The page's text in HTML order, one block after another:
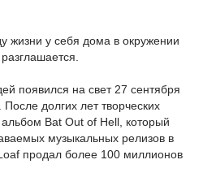
жизни у себя дома в окружении
появился на свет 27 сентября
После долгих лет творческих
Bat Out of Hell, который
музыкальных релизов в
продал более 100 миллионов